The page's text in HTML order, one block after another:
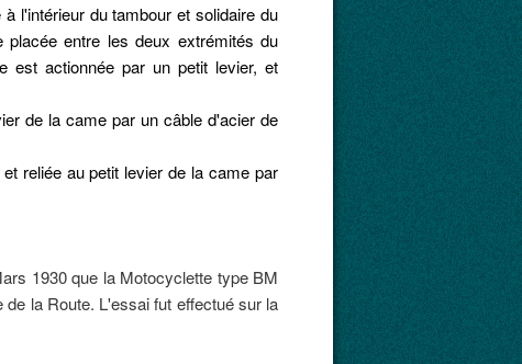
l'intérieur du tambour et solidaire du
entre les deux extrémités du
est actionnée par un petit levier, et
de la came par un câble d'acier de
reliée au petit levier de la came par
1930 que la Motocyclette type BM
la Route. L'essai fut effectué sur la